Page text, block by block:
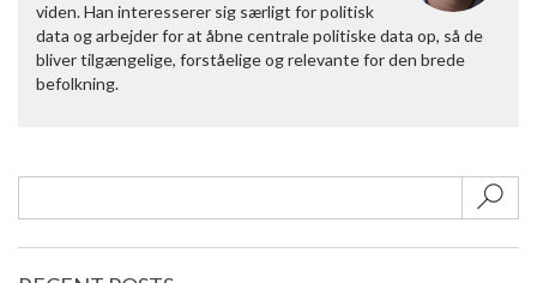
viden. Han interesserer sig særligt for politisk
data og arbejder for at åbne centrale politiske data op, så de
bliver tilgængelige, forståelige og relevante for den brede
befolkning.